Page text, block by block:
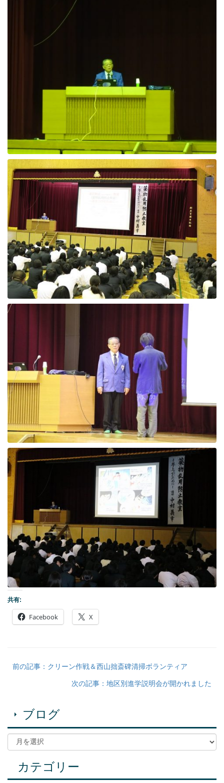
共有:
Facebook X
前の記事：クリーン作戦＆西山拙斎碑清掃ボランティア
次の記事：地区別進学説明会が開かれました
ブログ
カテゴリー